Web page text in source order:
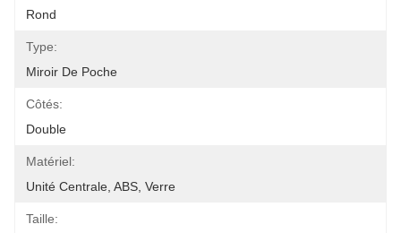
Rond
Type:
Miroir De Poche
Côtés:
Double
Matériel:
Unité Centrale, ABS, Verre
Taille: